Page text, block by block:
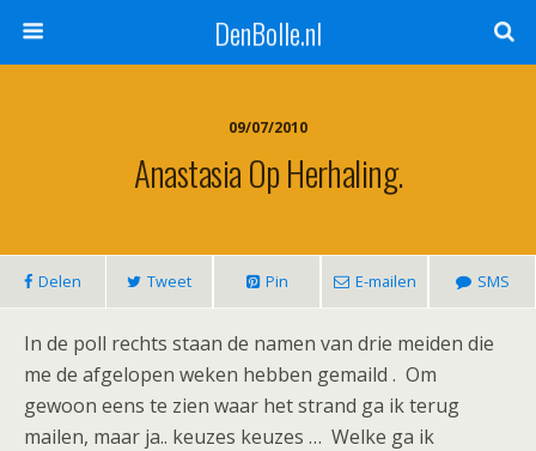
DenBolle.nl
09/07/2010
Anastasia Op Herhaling.
Delen Tweet Pin E-mailen SMS
In de poll rechts staan de namen van drie meiden die
me de afgelopen weken hebben gemaild . Om
gewoon eens te zien waar het strand ga ik terug
mailen, maar ja.. keuzes keuzes … Welke ga ik